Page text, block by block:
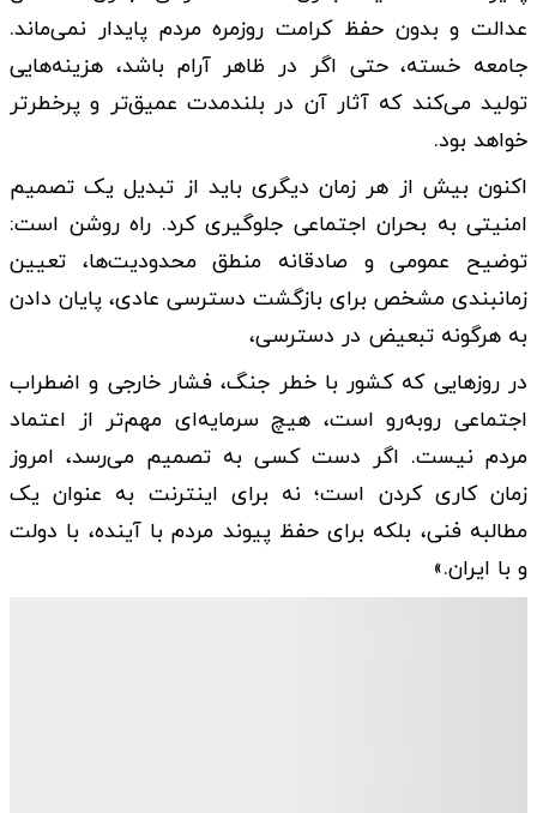
عدالت و بدون حفظ کرامت روزمره مردم پایدار نمی‌ماند.
جامعه خسته، حتی اگر در ظاهر آرام باشد، هزینه‌هایی
تولید می‌کند که آثار آن در بلندمدت عمیق‌تر و پرخطرتر
خواهد بود.
اکنون بیش از هر زمان دیگری باید از تبدیل یک تصمیم
امنیتی به بحران اجتماعی جلوگیری کرد. راه روشن است:
توضیح عمومی و صادقانه منطق محدودیت‌ها، تعیین
زمانبندی مشخص برای بازگشت دسترسی عادی، پایان دادن
به هرگونه تبعیض در دسترسی،
در روزهایی که کشور با خطر جنگ، فشار خارجی و اضطراب
اجتماعی روبه‌رو است، هیچ سرمایه‌ای مهم‌تر از اعتماد
مردم نیست. اگر دست کسی به تصمیم می‌رسد، امروز
زمان کاری کردن است؛ نه برای اینترنت به عنوان یک
مطالبه فنی، بلکه برای حفظ پیوند مردم با آینده، با دولت
و با ایران.»